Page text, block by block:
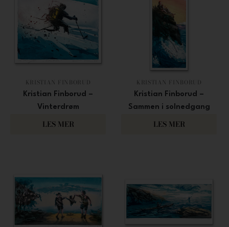
KRISTIAN FINBORUD
Kristian Finborud –
Vinterdrøm
2 300
LES MER
KRISTIAN FINBORUD
Kristian Finborud –
Sammen i solnedgang
4 000
LES MER